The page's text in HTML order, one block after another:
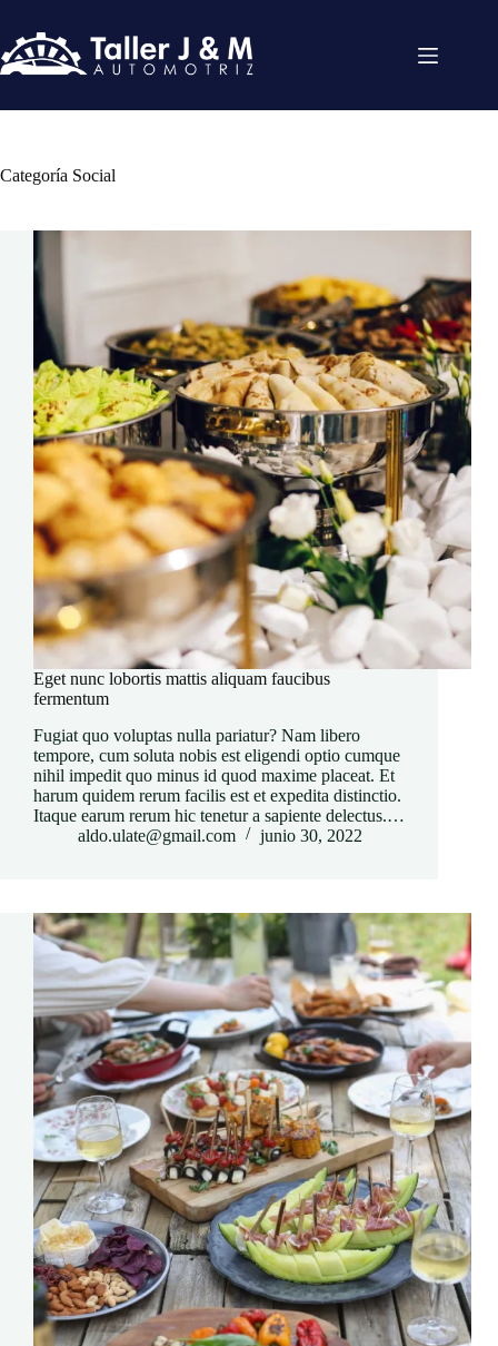
content
Categoría Social
Eget nunc lobortis mattis aliquam faucibus
fermentum
Fugiat quo voluptas nulla pariatur? Nam libero
tempore, cum soluta nobis est eligendi optio cumque
nihil impedit quo minus id quod maxime placeat. Et
harum quidem rerum facilis est et expedita distinctio.
Itaque earum rerum hic tenetur a sapiente delectus.…
aldo.ulate@gmail.com
junio 30, 2022